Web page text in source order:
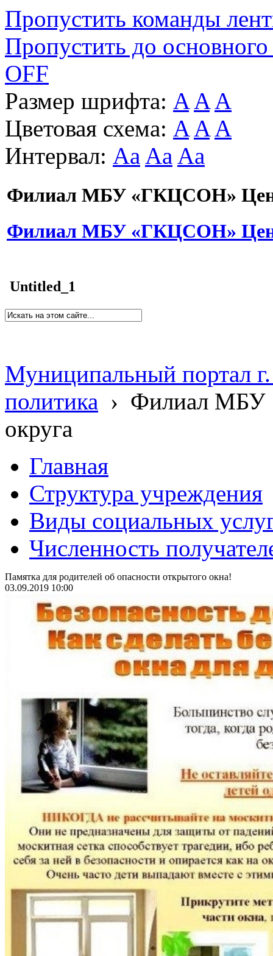
Пропустить команды
Пропустить до основного
OFF
Размер шрифта: A A A
Цветовая схема: A A A
Интервал: Aa Aa Aa
Филиал МБУ «ГКЦСОН»
Филиал МБУ «ГКЦСОН»
Untitled_1
Муниципальный портал
политика › Филиал МБУ
округа
Главная
Структура учреждения
Виды социальных
Численность
Памятка для родителей об опасности открытого окна!
03.09.2019 10:00